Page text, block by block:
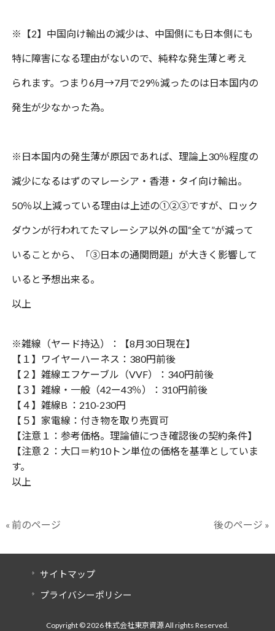
※【2】中国向け輸出の減少は、中国側にも日本側にも
特に障害になる理由がないので、純粋な発生薄と考え
られます。つまり6月→7月で29％減ったのは日本国内の
発生が少なかった為。
※日本国内の発生薄が原因であれば、理論上30％程度の
減少になるはずのマレーシア・香港・タイ向け輸出。
50％以上減っている理由は上述の①②③ですが、ロック
ダウンが行われてたマレーシア以外の国“全て”が減って
いることから、「③日本の通関問題」が大きく影響して
いると予想出来る。
以上
※雑線（ヤード持込）：【8月30日現在】
【１】ワイヤーハーネス： 380円前後
【２】雑線エフケーブル（VVF）： 340円前後
【３】雑線・一般（42ー43％）： 310円前後
【４】雑線B ： 210-230円
【５】家電線：付き物を取り売買可
【注意１：参考価格。理論値につき確認後の契約条件】
【注意２：大口＝約10トン単位の価格を基準としていま
す。
以上
« 前のページ 後のページ »
サイトマップ
プライバシーポリシー
Copyright © 2026 株式会社東京資源 All rights Reserved.